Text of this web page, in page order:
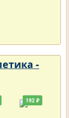
-
192 ₽